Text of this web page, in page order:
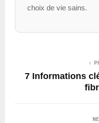
choix de vie sains.
7 Informations